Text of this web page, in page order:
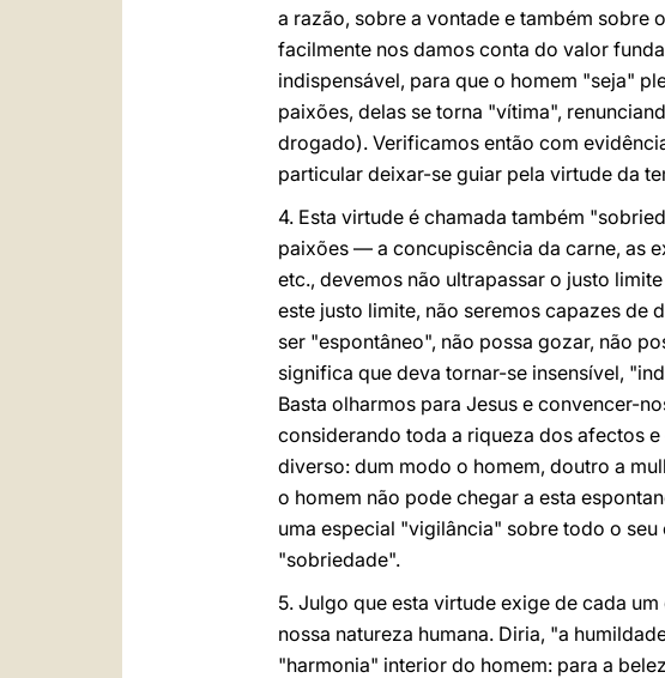
a razão, sobre a vontade e também sobre
facilmente nos damos conta do valor
indispensável, para que o homem "seja"
paixões, delas se torna "vítima",
drogado). Verificamos então com
particular deixar-se guiar pela virtude da
4. Esta virtude é chamada também
paixões — a concupiscência da carne, as
etc., devemos não ultrapassar o justo
este justo limite, não seremos capazes de
ser "espontâneo", não possa gozar, não
significa que deva tornar-se insensível,
Basta olharmos para Jesus e convencer-
considerando toda a riqueza dos afectos
diverso: dum modo o homem, doutro a
o homem não pode chegar a esta
uma especial "vigilância" sobre todo o
"sobriedade".
5. Julgo que esta virtude exige de cada
nossa natureza humana. Diria, "a
"harmonia" interior do homem: para a